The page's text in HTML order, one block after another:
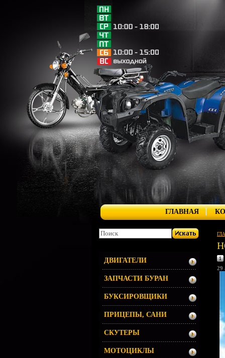
ГЛАВНАЯ
29
ДВИГАТЕЛИ
ЗАПЧАСТИ БУРАН
БУКСИРОВЩИКИ
ПРИЦЕПЫ, САНИ
СКУТЕРЫ
МОТОЦИКЛЫ